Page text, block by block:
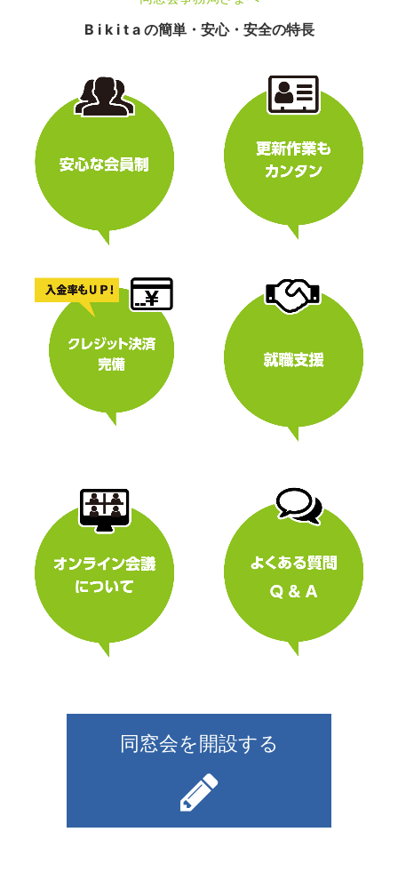
B i k i t a の簡単・安心・安全の特長
同窓会を開設する